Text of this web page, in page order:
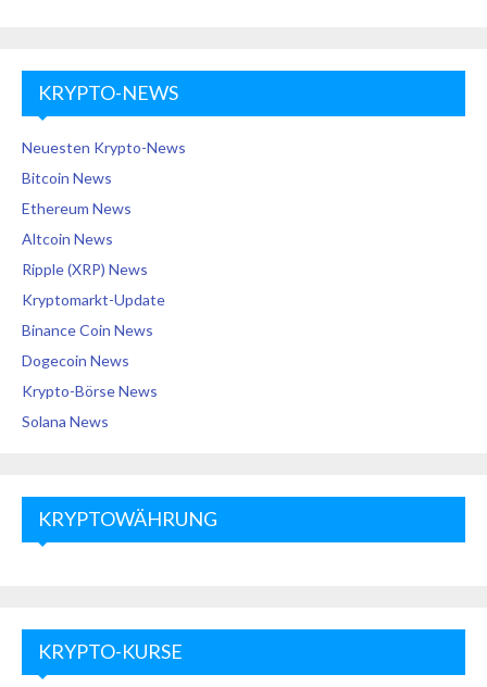
KRYPTO-NEWS
Neuesten Krypto-News
Bitcoin News
Ethereum News
Altcoin News
Ripple (XRP) News
Kryptomarkt-Update
Binance Coin News
Dogecoin News
Krypto-Börse News
Solana News
KRYPTOWÄHRUNG
KRYPTO-KURSE